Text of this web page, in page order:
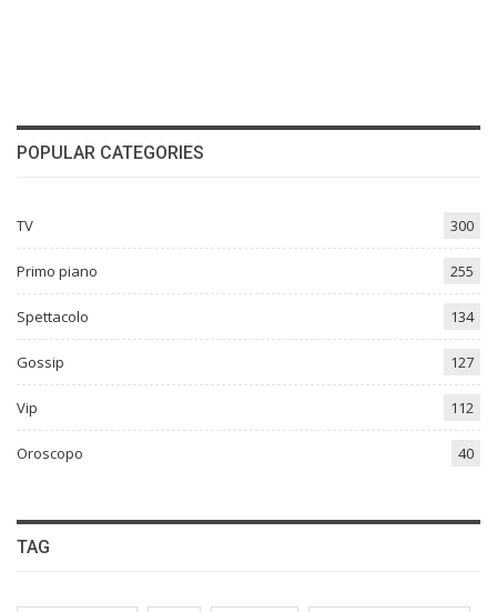
POPULAR CATEGORIES
TV 300
Primo piano 255
Spettacolo 134
Gossip 127
Vip 112
Oroscopo 40
TAG